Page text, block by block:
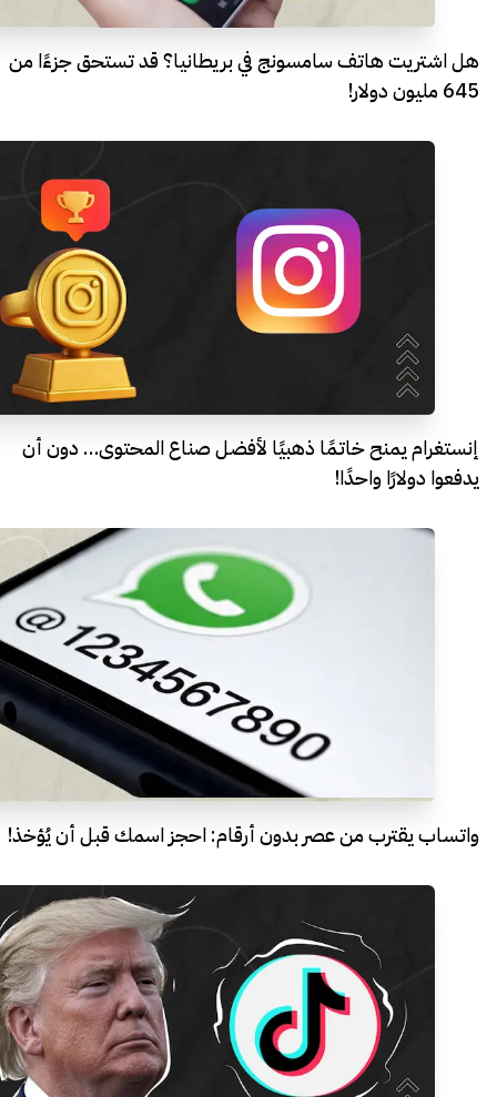
هل اشتريت هاتف سامسونج في بريطانيا؟ قد تستحق جزءًا من
645 مليون دولار!
إنستغرام يمنح خاتمًا ذهبيًا لأفضل صناع المحتوى… دون أن
يدفعوا دولارًا واحدًا!
واتساب يقترب من عصر بدون أرقام: احجز اسمك قبل أن يُؤخذ!